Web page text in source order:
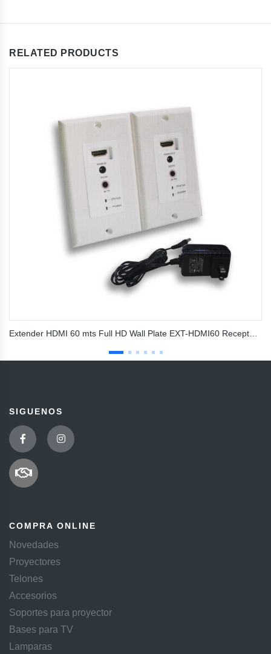
RELATED PRODUCTS
Extender HDMI 60 mts Full HD Wall Plate EXT-HDMI60 Receptor/transmisor
SIGUENOS
COMPRA ONLINE
Novedades
Proyectores
Telones
Accesorios
Soportes para proyector
Bases para TV
Lamparas